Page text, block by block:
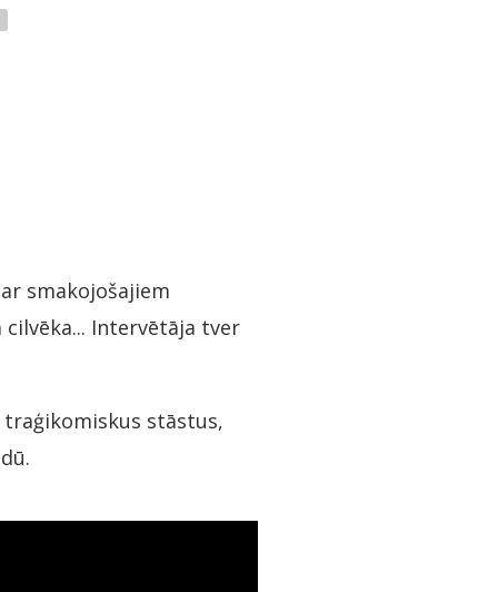
smakojošajiem
Intervētāja tver
stāstus,